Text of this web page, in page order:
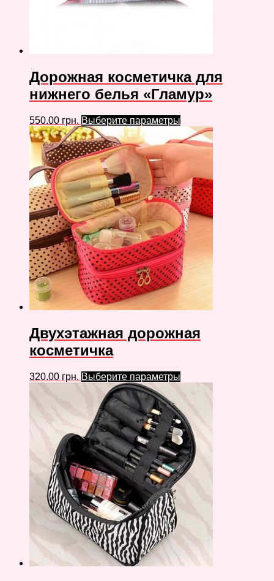
Дорожная косметичка для
нижнего белья «Гламур»
550.00 грн. Выберите параметры
Двухэтажная дорожная
косметичка
320.00 грн. Выберите параметры